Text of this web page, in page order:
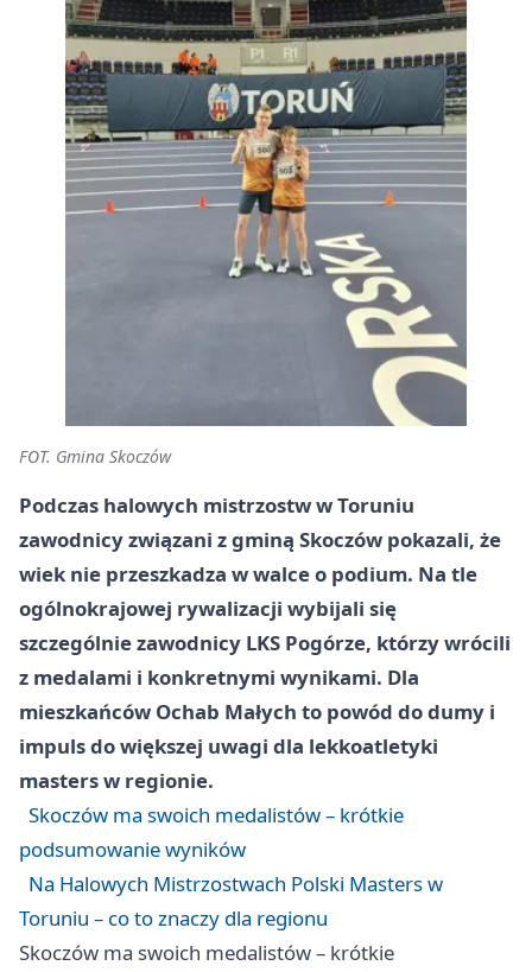
FOT. Gmina Skoczów
Podczas halowych mistrzostw w Toruniu
zawodnicy związani z gminą Skoczów pokazali, że
wiek nie przeszkadza w walce o podium. Na tle
ogólnokrajowej rywalizacji wybijali się
szczególnie zawodnicy LKS Pogórze, którzy wrócili
z medalami i konkretnymi wynikami. Dla
mieszkańców Ochab Małych to powód do dumy i
impuls do większej uwagi dla lekkoatletyki
masters w regionie.
Skoczów ma swoich medalistów – krótkie
podsumowanie wyników
Na Halowych Mistrzostwach Polski Masters w
Toruniu – co to znaczy dla regionu
Skoczów ma swoich medalistów – krótkie